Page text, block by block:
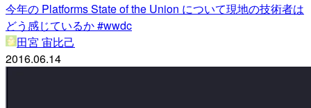
今年の Platforms State of the Union について現地の技術者は
どう感じているか #wwdc
田宮 宙比己
2016.06.14